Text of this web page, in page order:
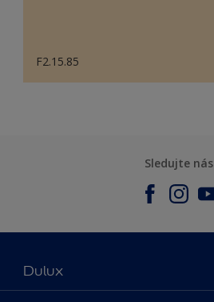
F2.15.85
Sledujte nás
Dulux